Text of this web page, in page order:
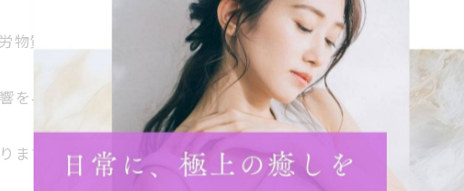
物質がたまりやすくなります。
を与えることがあります。
ますので、気になる症状がある場合は医療機関を受診してくだ